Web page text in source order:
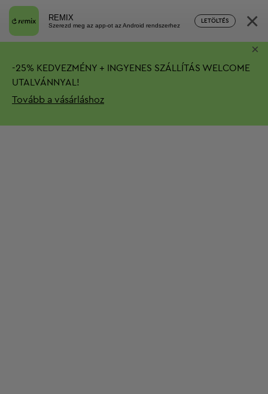
REMIX
Szerezd meg az app-ot az Android rendszerhez
LETÖLTÉS ×
-25% KEDVEZMÉNY + INGYENES SZÁLLÍTÁS WELCOME
UTALVÁNNYAL!
Tovább a vásárláshoz
×